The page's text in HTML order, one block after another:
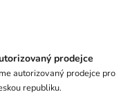
prodejce
autorizovaný prodejce pro
republiku.